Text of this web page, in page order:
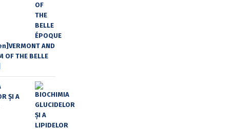
AND
OF THE BELLE
ȘI A